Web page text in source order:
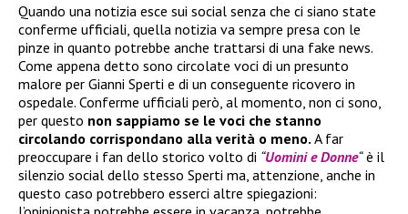
Quando una notizia esce sui social senza che ci siano state
conferme ufficiali, quella notizia va sempre presa con le
pinze in quanto potrebbe anche trattarsi di una fake news.
Come appena detto sono circolate voci di un presunto
malore per Gianni Sperti e di un conseguente ricovero in
ospedale. Conferme ufficiali però, al momento, non ci sono,
per questo non sappiamo se le voci che stanno
circolando corrispondano alla verità o meno. A far
preoccupare i fan dello storico volto di “Uomini e Donne“è il
silenzio social dello stesso Sperti ma, attenzione, anche in
questo caso potrebbero esserci altre spiegazioni: